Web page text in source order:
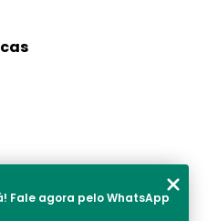
Fale agora pelo WhatsApp